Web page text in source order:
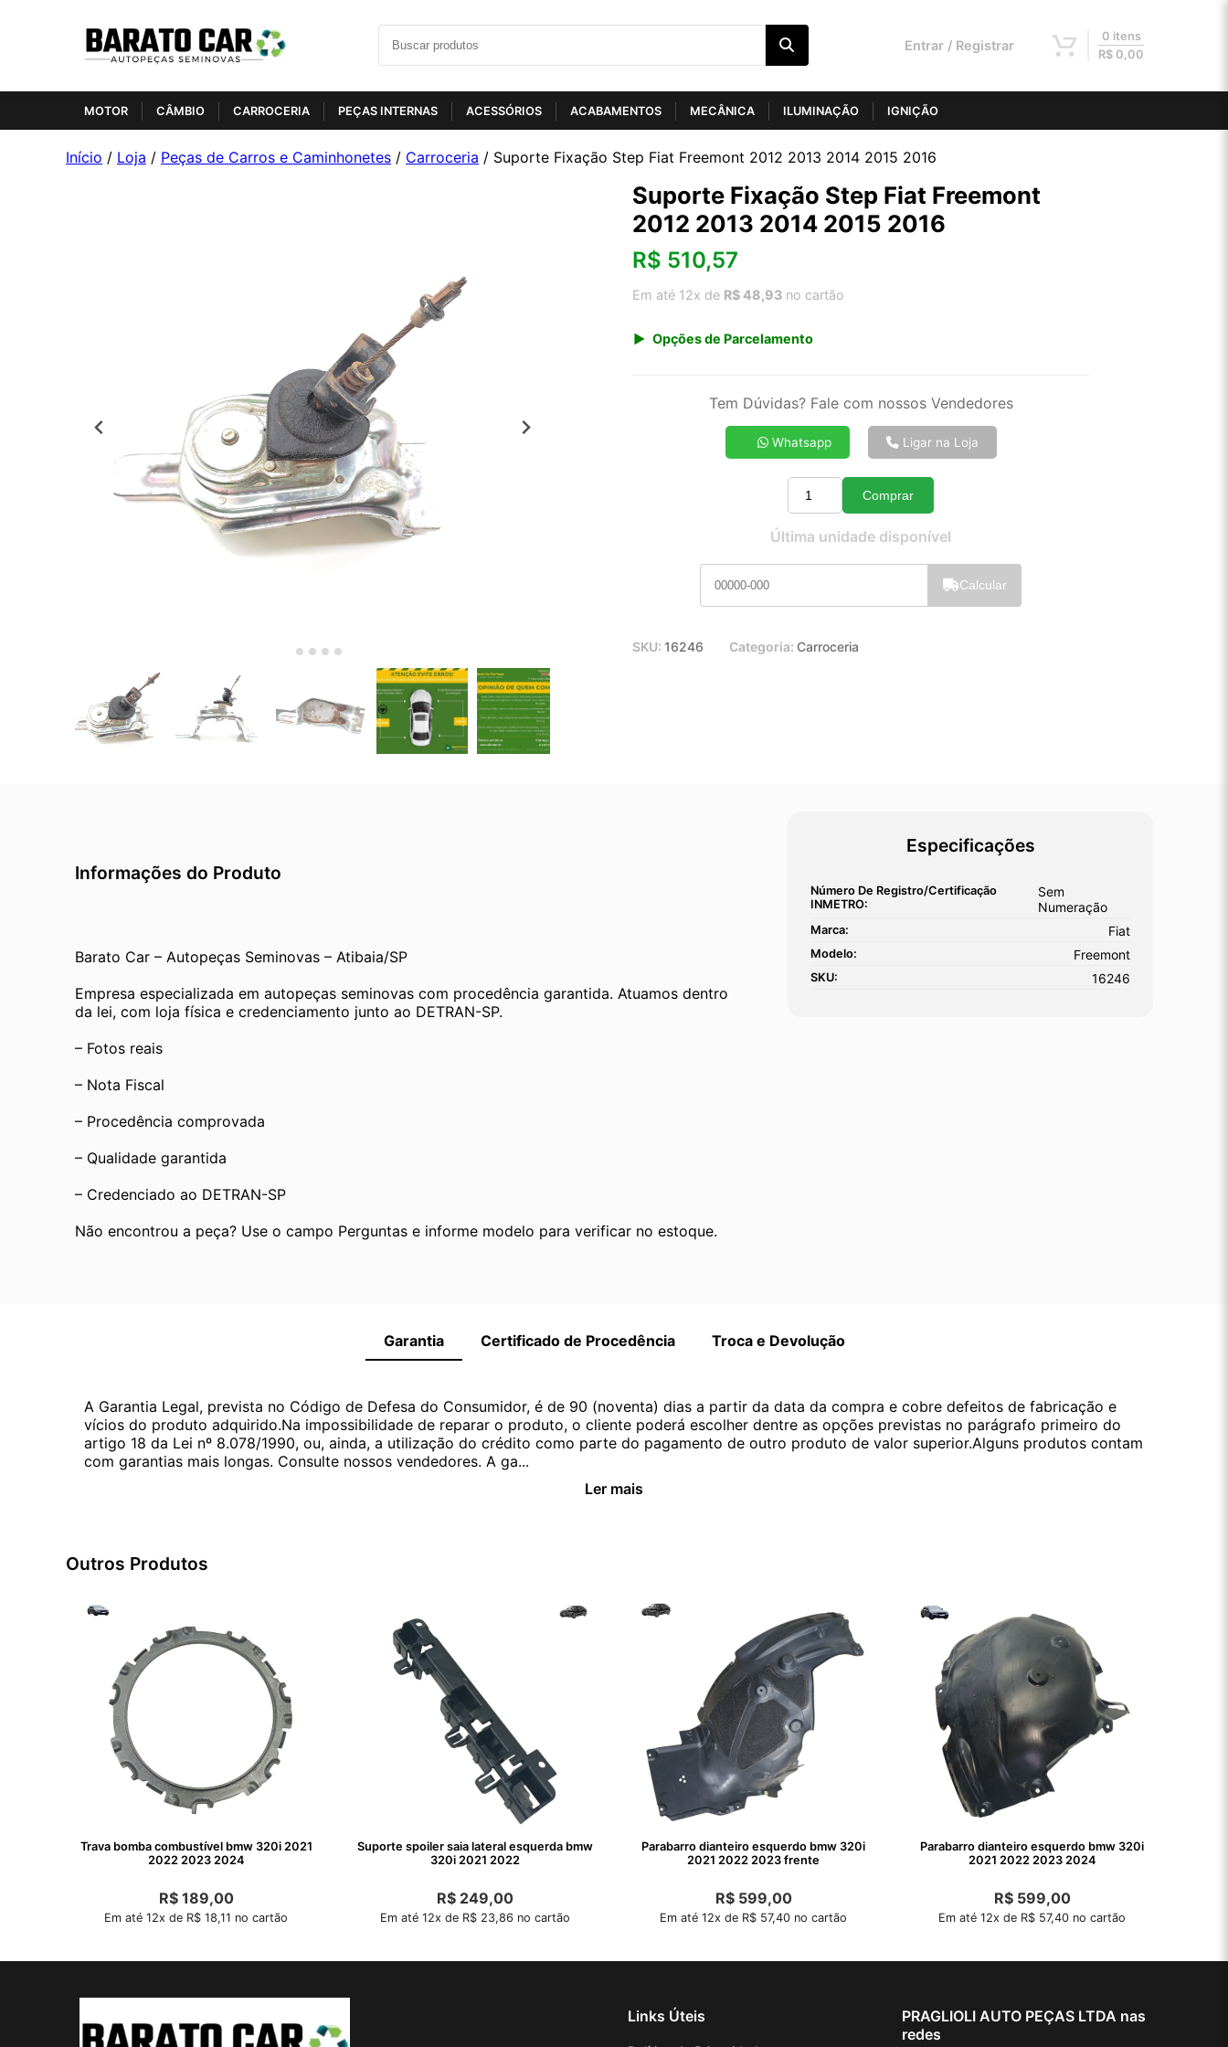
Entrar / Registrar
0 itens
R$ 0,00
MOTOR CÂMBIO CARROCERIA PEÇAS INTERNAS ACESSÓRIOS ACABAMENTOS MECÂNICA ILUMINAÇÃO IGNIÇÃO
Início / Loja / Peças de Carros e Caminhonetes / Carroceria / Suporte Fixação Step Fiat Freemont 2012 2013 2014 2015 2016
Suporte Fixação Step Fiat Freemont
2012 2013 2014 2015 2016
R$ 510,57
Em até 12x de R$ 48,93 no cartão
Opções de Parcelamento
8x de R$ 71,35
10x de R$ 57,85
12x de R$ 48,93
Tem Dúvidas? Fale com nossos Vendedores
Whatsapp Ligar na Loja
Quantidade
Comprar
Última unidade disponível
Calcular
SKU: 16246 Categoria: Carroceria
Informações do Produto
Barato Car – Autopeças Seminovas – Atibaia/SP
Empresa especializada em autopeças seminovas com procedência garantida. Atuamos dentro
da lei, com loja física e credenciamento junto ao DETRAN-SP.
– Fotos reais
– Nota Fiscal
– Procedência comprovada
– Qualidade garantida
– Credenciado ao DETRAN-SP
Não encontrou a peça? Use o campo Perguntas e informe modelo para verificar no estoque.
Especificações
Número De Registro/certificação
INMETRO:
Sem
Numeração
Marca: Fiat
Modelo: Freemont
SKU: 16246
Garantia Certificado de Procedência Troca e Devolução
A Garantia Legal, prevista no Código de Defesa do Consumidor, é de 90 (noventa) dias a partir da data da compra e cobre defeitos de fabricação e
vícios do produto adquirido.Na impossibilidade de reparar o produto, o cliente poderá escolher dentre as opções previstas no parágrafo primeiro do
artigo 18 da Lei nº 8.078/1990, ou, ainda, a utilização do crédito como parte do pagamento de outro produto de valor superior.Alguns produtos contam
com garantias mais longas. Consulte nossos vendedores. A ga...
Ler mais
Outros Produtos
Trava bomba combustível bmw 320i 2021
2022 2023 2024
R$189,00
Em até 12x de R$ 18,11 no cartão
Suporte spoiler saia lateral esquerda bmw
320i 2021 2022
R$249,00
Em até 12x de R$ 23,86 no cartão
Parabarro dianteiro esquerdo bmw 320i
2021 2022 2023 frente
R$599,00
Em até 12x de R$ 57,40 no cartão
Parabarro dianteiro esquerdo bmw 320i
2021 2022 2023 2024
R$599,00
Em até 12x de R$ 57,40 no cartão
Links Úteis
PRAGLIOLI AUTO PEÇAS LTDA nas
redes